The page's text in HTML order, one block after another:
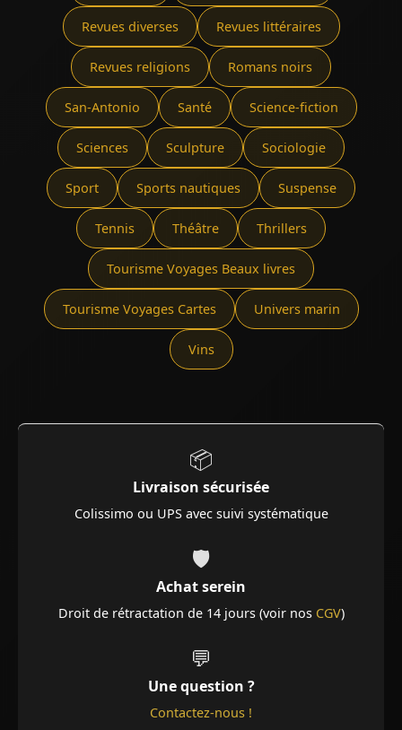
Revues diverses Revues littéraires
Revues religions Romans noirs
San-Antonio Santé Science-fiction
Sciences Sculpture Sociologie
Sport Sports nautiques Suspense
Tennis Théâtre Thrillers
Tourisme Voyages Beaux livres
Tourisme Voyages Cartes Univers marin
Vins
📦
Livraison sécurisée
Colissimo ou UPS avec suivi systématique
🛡️
Achat serein
Droit de rétractation de 14 jours (voir nos CGV)
💬
Une question ?
Contactez-nous !